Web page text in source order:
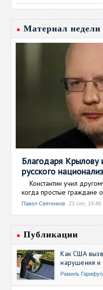
Материал недели
Благодаря Крылову
русского
Константин учил
когда простые граждане
Павел Святенков 23 сен, 14:48
Публикации
Как США
нарушения и
Рамиль